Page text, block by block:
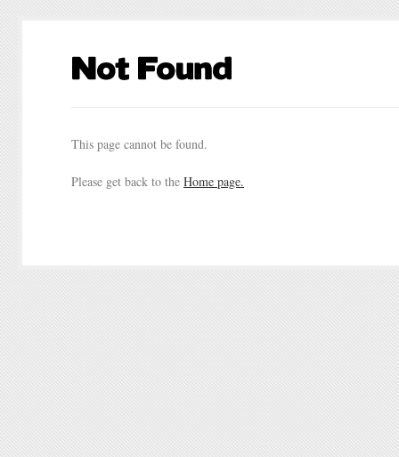
This page cannot be found.
Please get back to the Home page.